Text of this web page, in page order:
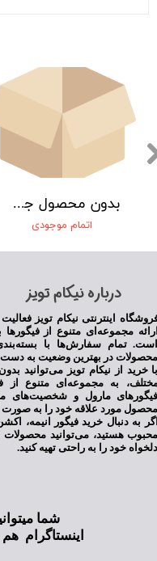
بدون محصول جهت نمایش
اتمام موجودی
​درباره نیکام تویز
مجموعه‌ای متنوع از
تمام سفارش‌ها با
در بهترین وضعیت به
خرید از نیکام تویز می‌توانید
به مجموعه‌ای متنوع از
مارول و شخصیت‌های
مورد علاقه خود را به صورت
به دنبال خرید فیگور انیمه،
هستید، می‌توانید محصولات
خود را به راحتی تهیه کنید.
شما
اینستاگرام هم